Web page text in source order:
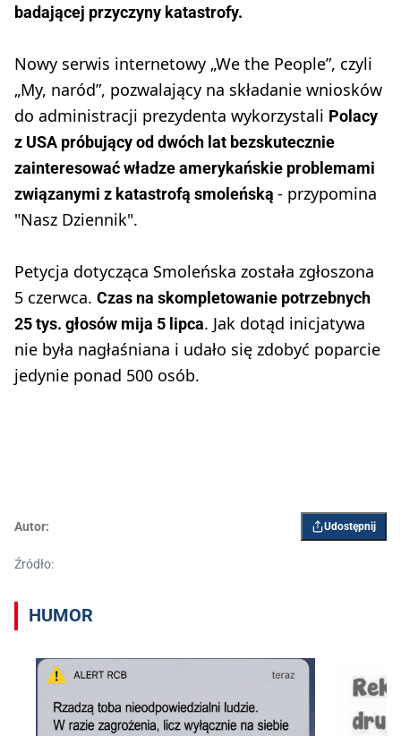
badającej przyczyny katastrofy.
Nowy serwis internetowy „We the People”, czyli
„My, naród”, pozwalający na składanie wniosków
do administracji prezydenta wykorzystali Polacy
z USA próbujący od dwóch lat bezskutecznie
zainteresować władze amerykańskie problemami
związanymi z katastrofą smoleńską - przypomina
"Nasz Dziennik".
Petycja dotycząca Smoleńska została zgłoszona
5 czerwca. Czas na skompletowanie potrzebnych
25 tys. głosów mija 5 lipca. Jak dotąd inicjatywa
nie była nagłaśniana i udało się zdobyć poparcie
jedynie ponad 500 osób.
Autor: Udostępnij
Źródło:
HUMOR